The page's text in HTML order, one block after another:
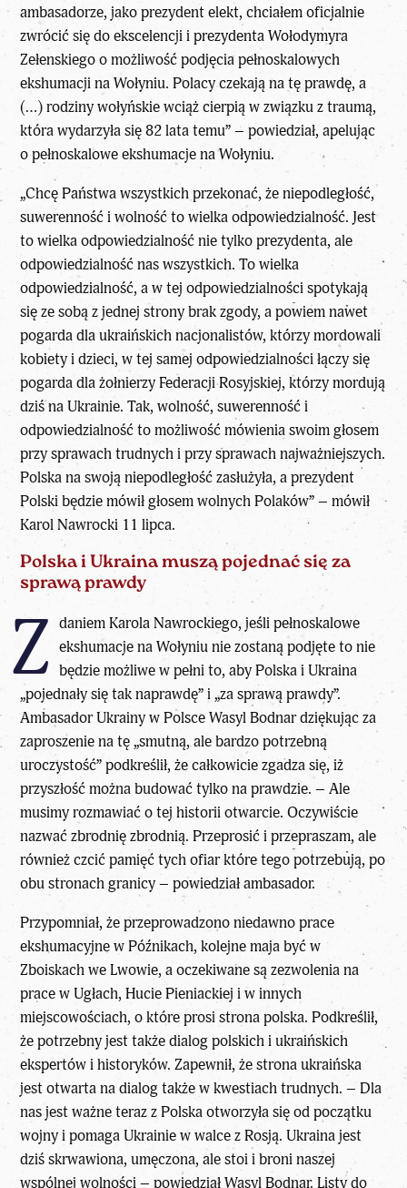
ambasadorze, jako prezydent elekt, chciałem oficjalnie
zwrócić się do ekscelencji i prezydenta Wołodymyra
Zełenskiego o możliwość podjęcia pełnoskalowych
ekshumacji na Wołyniu. Polacy czekają na tę prawdę, a
(…) rodziny wołyńskie wciąż cierpią w związku z traumą,
która wydarzyła się 82 lata temu” – powiedział, apelując
o pełnoskalowe ekshumacje na Wołyniu.
„Chcę Państwa wszystkich przekonać, że niepodległość,
suwerenność i wolność to wielka odpowiedzialność. Jest
to wielka odpowiedzialność nie tylko prezydenta, ale
odpowiedzialność nas wszystkich. To wielka
odpowiedzialność, a w tej odpowiedzialności spotykają
się ze sobą z jednej strony brak zgody, a powiem nawet
pogarda dla ukraińskich nacjonalistów, którzy mordowali
kobiety i dzieci, w tej samej odpowiedzialności łączy się
pogarda dla żołnierzy Federacji Rosyjskiej, którzy mordują
dziś na Ukrainie. Tak, wolność, suwerenność i
odpowiedzialność to możliwość mówienia swoim głosem
przy sprawach trudnych i przy sprawach najważniejszych.
Polska na swoją niepodległość zasłużyła, a prezydent
Polski będzie mówił głosem wolnych Polaków” – mówił
Karol Nawrocki 11 lipca.
Polska i Ukraina muszą pojednać się za
sprawą prawdy
Z daniem Karola Nawrockiego, jeśli pełnoskalowe
ekshumacje na Wołyniu nie zostaną podjęte to nie
będzie możliwe w pełni to, aby Polska i Ukraina
„pojednały się tak naprawdę” i „za sprawą prawdy”.
Ambasador Ukrainy w Polsce Wasyl Bodnar dziękując za
zaproszenie na tę „smutną, ale bardzo potrzebną
uroczystość” podkreślił, że całkowicie zgadza się, iż
przyszłość można budować tylko na prawdzie. – Ale
musimy rozmawiać o tej historii otwarcie. Oczywiście
nazwać zbrodnię zbrodnią. Przeprosić i przepraszam, ale
również czcić pamięć tych ofiar które tego potrzebują, po
obu stronach granicy – powiedział ambasador.
Przypomniał, że przeprowadzono niedawno prace
ekshumacyjne w Późnikach, kolejne maja być w
Zboiskach we Lwowie, a oczekiwane są zezwolenia na
prace w Ugłach, Hucie Pieniackiej i w innych
miejscowościach, o które prosi strona polska. Podkreślił,
że potrzebny jest także dialog polskich i ukraińskich
ekspertów i historyków. Zapewnił, że strona ukraińska
jest otwarta na dialog także w kwestiach trudnych. – Dla
nas jest ważne teraz z Polska otworzyła się od początku
wojny i pomaga Ukrainie w walce z Rosją. Ukraina jest
dziś skrwawiona, umęczona, ale stoi i broni naszej
wspólnej wolności – powiedział Wasyl Bodnar. Listy do